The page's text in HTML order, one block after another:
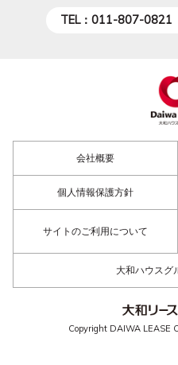
TEL：011-807-0821
会社概要
個人情報保護方針
サイトのご利用について
大和ハウスグ
Copyright DAIWA LEASE